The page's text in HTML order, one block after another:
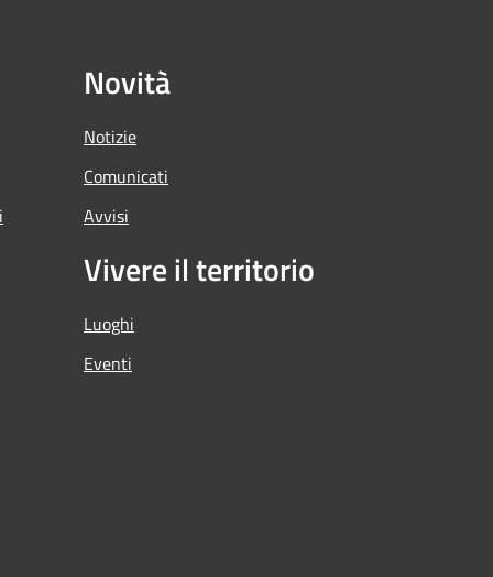
Novità
Notizie
Comunicati
Avvisi
Vivere il territorio
Luoghi
Eventi